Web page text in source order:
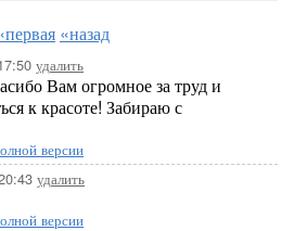
«назад
удалить
Вам огромное за труд и
к красоте! Забираю с
версии
удалить
версии